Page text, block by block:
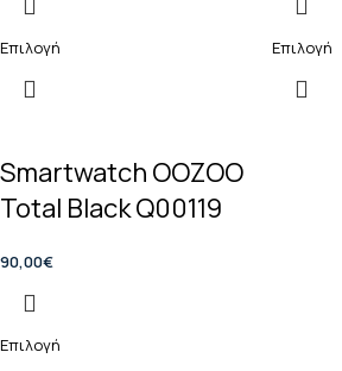
Επιλογή Επιλογή
Smartwatch OOZOO
Total Black Q00119
90,00€
Επιλογή